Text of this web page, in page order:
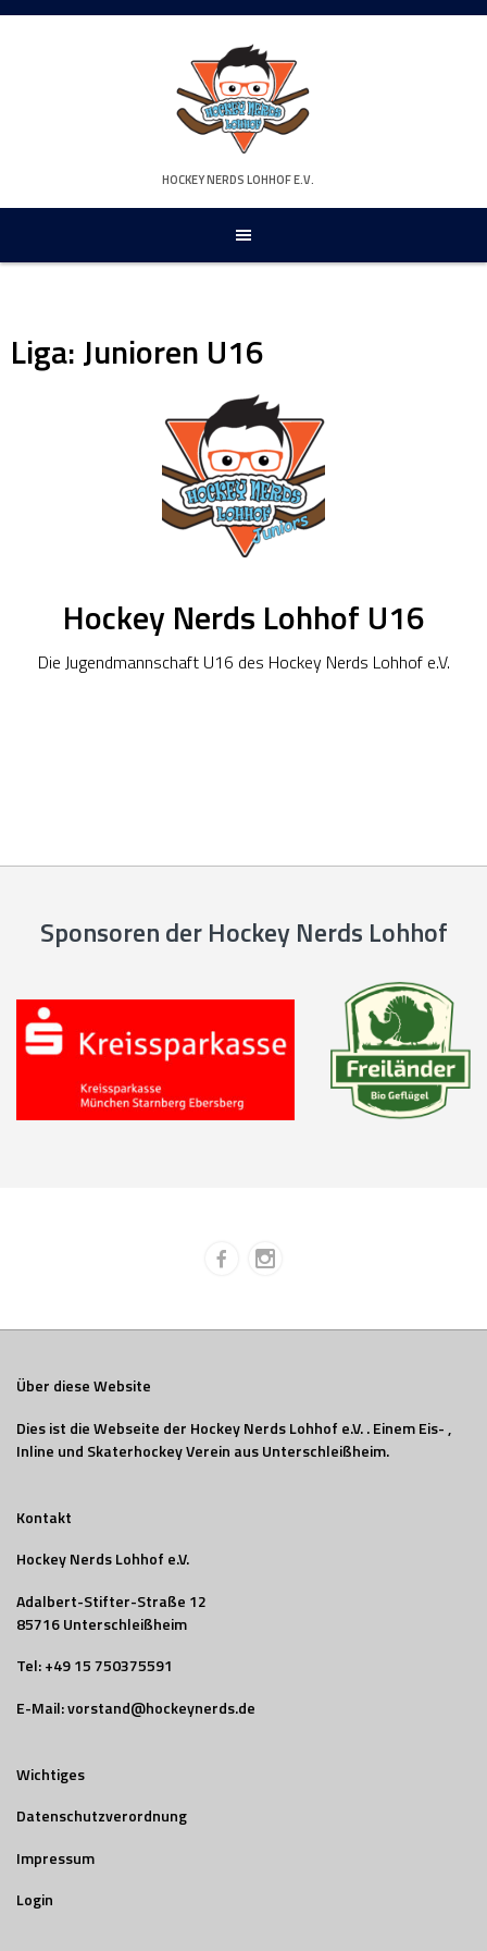
Springe
HOCKEY NERDS LOHHOF E.V.
Liga:Junioren U16
Hockey Nerds Lohhof U16
Die Jugendmannschaft U16 des Hockey Nerds Lohhof e.V.
Sponsoren der Hockey Nerds Lohhof
Über diese Website
Dies ist die Webseite der Hockey Nerds Lohhof e.V. . Einem Eis- ,
Inline und Skaterhockey Verein aus Unterschleißheim.
Kontakt
Hockey Nerds Lohhof e.V.
Adalbert-Stifter-Straße 12
85716 Unterschleißheim
Tel:+49 15 750375591
E-Mail:vorstand@hockeynerds.de
Wichtiges
Datenschutzverordnung
Impressum
Login